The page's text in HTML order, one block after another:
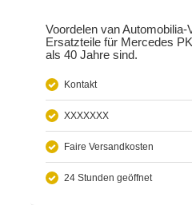
Voordelen van Automobilia-
Ersatzteile für Mercedes
als 40 Jahre sind.
Kontakt
XXXXXXX
Faire Versandkosten
24 Stunden geöffnet